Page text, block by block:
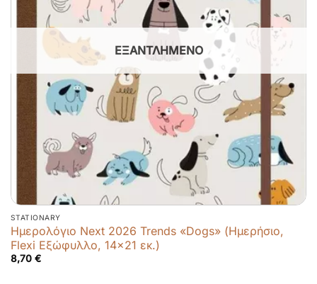
ΕΞΑΝΤΛΗΜΈΝΟ
STATIONARY
Ημερολόγιο Next 2026 Trends «Dogs» (Ημερήσιο,
Flexi Εξώφυλλο, 14×21 εκ.)
8,70 €